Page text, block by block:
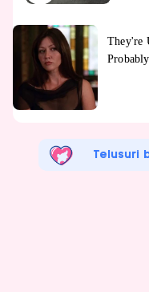
Telusuri